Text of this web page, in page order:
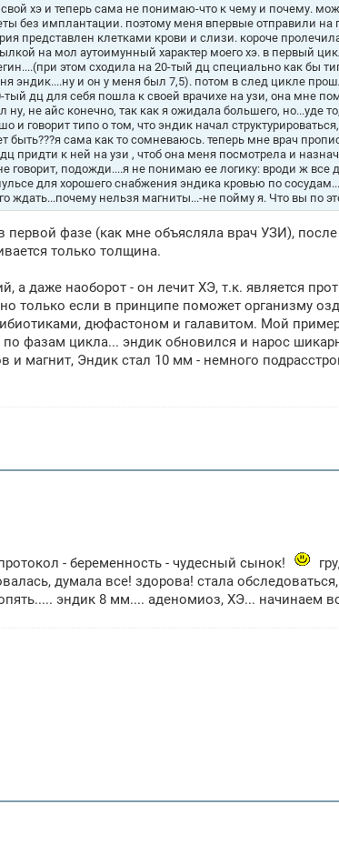
хэ и теперь сама не понимаю-что к чему и почему.
без имплантации. поэтому меня впервые отправили на
представлен клетками крови и слизи. короче
на мол аутоимунный характер моего хэ. в первый
этом сходила на 20-тый дц специально как бы
эндик....ну и он у меня был 7,5). потом в след цикле
дц для себя пошла к своей врачихе на узи, она мне
не айс конечно, так как я ожидала большего, но...уде
говорит типо о том, что эндик начал структурироваться,
быть???я сама как то сомневаюсь. теперь мне врач
придти к ней на узи , чтоб она меня посмотрела и
говорит, подожди....я не понимаю ее логику: вроди ж все
для хорошего снабжения эндика кровью по
ждать...почему нельзя магниты...-не пойму я. Что вы по
фазе (как мне объясляла врач УЗИ), после
только толщина.
а даже наоборот - он лечит ХЭ, т.к. является
только если в принципе поможет организму
дюфастоном и галавитом. Мой
фазам цикла... эндик обновился и нарос
магнит, Эндик стал 10 мм - немного
- беременность - чудесный сынок!
думала все! здорова! стала
эндик 8 мм.... аденомиоз, ХЭ... начинаем